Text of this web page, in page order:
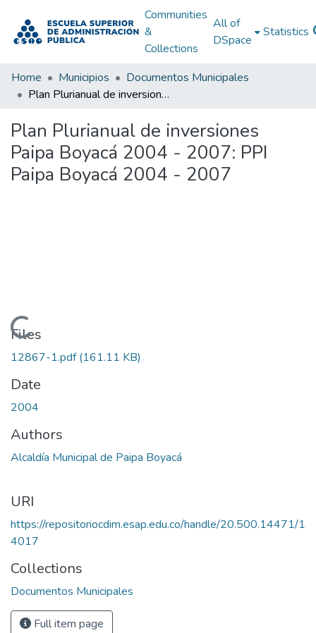
Communities
&
Collections
All of
DSpace
Statistics
Home Municipios
Documentos Municipales
Plan Plurianual de inversiones Paipa Boyacá 2004 - 2007: PPI Paipa Boyacá 2004 - 2007
Plan Plurianual de inversiones
Paipa Boyacá 2004 - 2007: PPI
Paipa Boyacá 2004 - 2007
Loading...
Files
12867-1.pdf(161.11 KB)
Date
2004
Authors
Alcaldía Municipal de Paipa Boyacá
URI
https://repositoriocdim.esap.edu.co/handle/20.500.14471/1
4017
Collections
Documentos Municipales
Full item page